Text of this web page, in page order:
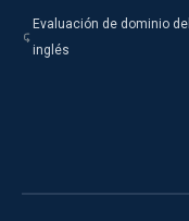
Evaluación de dominio del
inglés